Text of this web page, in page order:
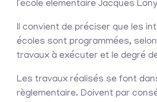
l’école élémentaire Jacques
Il convient de préciser que les
écoles sont programmées,
travaux à exécuter et le degré
Les travaux réalisés se font
règlementaire. Doivent par